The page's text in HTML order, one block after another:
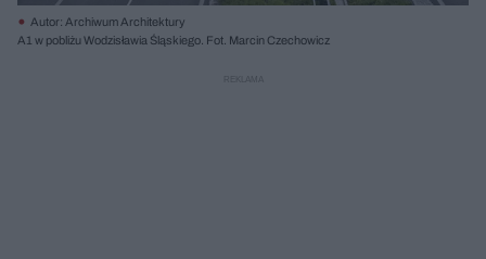
Autor: Archiwum Architektury
A1 w pobliżu Wodzisławia Śląskiego. Fot. Marcin Czechowicz